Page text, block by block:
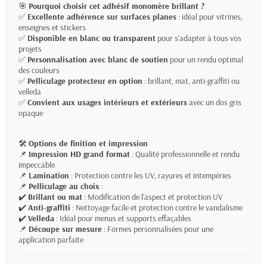
🎯 Pourquoi choisir cet adhésif monomère brillant ?
✅ Excellente adhérence sur surfaces planes : idéal pour vitrines,
enseignes et stickers
✅ Disponible en blanc ou transparent pour s’adapter à tous vos
projets
✅ Personnalisation avec blanc de soutien pour un rendu optimal
des couleurs
✅ Pelliculage protecteur en option : brillant, mat, anti-graffiti ou
velleda
✅Convient aux usages intérieurs et extérieursavec un dos gris
opaque
🛠 Options de finition et impression
📌 Impression HD grand format : Qualité professionnelle et rendu
impeccable
📌 Lamination : Protection contre les UV, rayures et intempéries
📌 Pelliculage au choix :
✔️ Brillant ou mat : Modification de l’aspect et protection UV
✔️Anti-graffiti : Nettoyage facile et protection contre le vandalisme
✔️Velleda : Idéal pour menus et supports effaçables
📌 Découpe sur mesure : Formes personnalisées pour une
application parfaite